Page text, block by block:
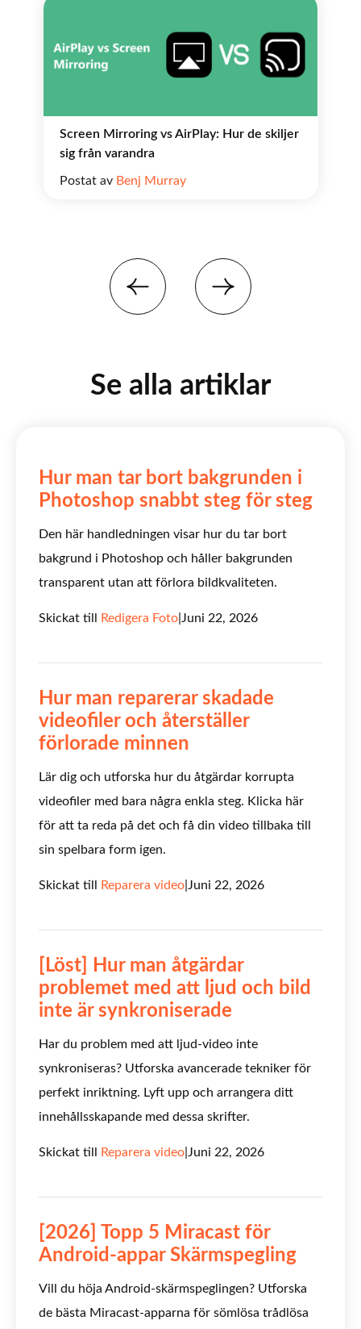
Screen Mirroring vs AirPlay: Hur de skiljer
sig från varandra
Postat av Benj Murray
Se alla artiklar
Hur man tar bort bakgrunden i
Photoshop snabbt steg för steg
Den här handledningen visar hur du tar bort
bakgrund i Photoshop och håller bakgrunden
transparent utan att förlora bildkvaliteten.
Skickat till Redigera Foto Juni 22, 2026
Hur man reparerar skadade
videofiler och återställer
förlorade minnen
Lär dig och utforska hur du åtgärdar korrupta
videofiler med bara några enkla steg. Klicka här
för att ta reda på det och få din video tillbaka till
sin spelbara form igen.
Skickat till Reparera video Juni 22, 2026
[Löst] Hur man åtgärdar
problemet med att ljud och bild
inte är synkroniserade
Har du problem med att ljud-video inte
synkroniseras? Utforska avancerade tekniker för
perfekt inriktning. Lyft upp och arrangera ditt
innehållsskapande med dessa skrifter.
Skickat till Reparera video Juni 22, 2026
[2026] Topp 5 Miracast för
Android-appar Skärmspegling
Vill du höja Android-skärmspeglingen? Utforska
de bästa Miracast-apparna för sömlösa trådlösa